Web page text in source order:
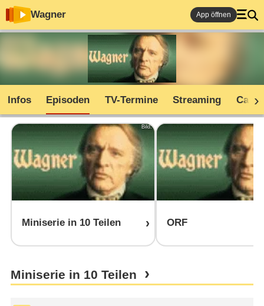
Wagner App öffnen
Infos Episoden TV-Termine Streaming Cast
Bild:
Miniserie in 10 Teilen ORF
Miniserie in 10 Teilen